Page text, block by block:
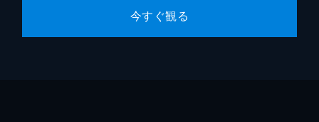
今すぐ観る